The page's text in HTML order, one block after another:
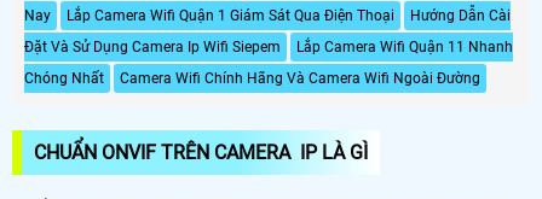
Nay
Lắp Camera Wifi Quận 1 Giám Sát Qua Điện Thoại
Hướng Dẫn Cài
Đặt Và Sử Dụng Camera Ip Wifi Siepem
Lắp Camera Wifi Quận 11 Nhanh
Chóng Nhất
Camera Wifi Chính Hãng Và Camera Wifi Ngoài Đường
CHUẨN ONVIF TRÊN CAMERA IP LÀ GÌ